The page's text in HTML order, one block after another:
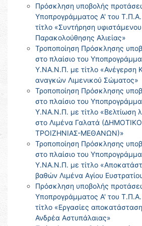
Πρόσκληση υποβολής
Υποπρογράμματος Α' του
τίτλο «Συντήρηση
Παρακολούθησης Αλιείας»
Τροποποίηση Πρόσκλησης
στο πλαίσιο του
Υ.ΝΑ.Ν.Π. με τίτλο «Ανέγερση
αναγκών Λιμενικού Σώματος»
Τροποποίηση Πρόσκλησης
στο πλαίσιο του
Υ.ΝΑ.Ν.Π. με τίτλο «Βελτίωση
στο Λιμένα Γαλατά
ΤΡΟΙΖΗΝΙΑΣ-ΜΕΘΑΝΩΝ)»
Τροποποίηση Πρόσκλησης
στο πλαίσιο του
Υ.ΝΑ.Ν.Π. με τίτλο
βαθών Λιμένα Αγίου
Πρόσκληση υποβολής
Υποπρογράμματος Α' του
τίτλο «Εργασίες
Ανδρέα Αστυπάλαιας»